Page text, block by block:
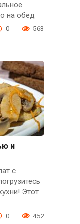
на обед
0 563
и
с
Этот
0 452